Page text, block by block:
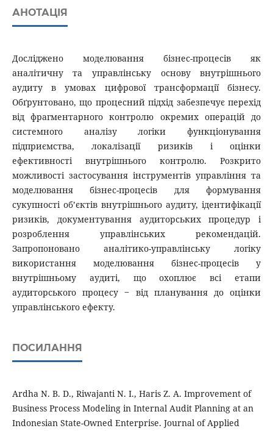
АНОТАЦІЯ
Досліджено моделювання бізнес-процесів як
аналітичну та управлінську основу внутрішнього
аудиту в умовах цифрової трансформації бізнесу.
Обґрунтовано, що процесний підхід забезпечує перехід
від фрагментарного контролю окремих операцій до
системного аналізу логіки функціонування
підприємства, локалізації ризиків і оцінки
ефективності внутрішнього контролю. Розкрито
можливості застосування інструментів управління та
моделювання бізнес-процесів для формування
сукупності об’єктів внутрішнього аудиту, ідентифікації
ризиків, документування аудиторських процедур і
розроблення управлінських рекомендацій.
Запропоновано аналітико-управлінську логіку
використання моделювання бізнес-процесів у
внутрішньому аудиті, що охоплює всі етапи
аудиторського процесу ‒ від планування до оцінки
управлінського ефекту.
ПОСИЛАННЯ
Ardha N. B. D., Riwajanti N. I., Haris Z. A. Improvement of
Business Process Modeling in Internal Audit Planning at an
Indonesian State-Owned Enterprise. Journal of Applied